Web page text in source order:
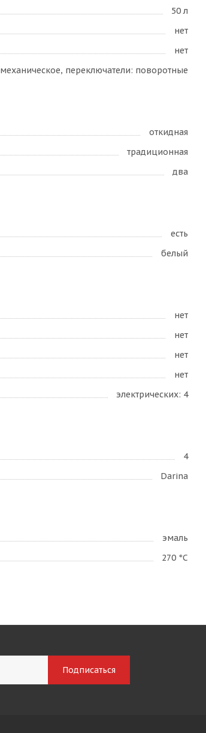
50 л
нет
нет
механическое, переключатели: поворотные
откидная
традиционная
два
есть
белый
нет
нет
нет
нет
электрических: 4
4
Darina
эмаль
270 °С